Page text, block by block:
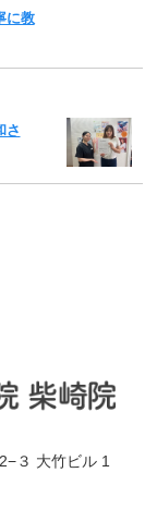
に教
さ
３ 大竹ビル 1